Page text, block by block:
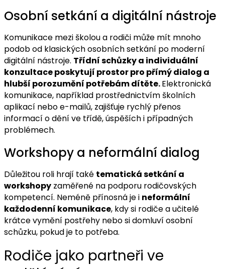
Osobní setkání a digitální nástroje
Komunikace mezi školou a rodiči může mít mnoho
podob od klasických osobních setkání po moderní
digitální nástroje. Třídní schůzky a individuální
konzultace poskytují prostor pro přímý dialog a
hlubší porozumění potřebám dítěte.Elektronická
komunikace, například prostřednictvím školních
aplikací nebo e-mailů, zajišťuje rychlý přenos
informací o dění ve třídě, úspěších i případných
problémech.
Workshopy a neformální dialog
Důležitou roli hrají také tematická setkání a
workshopy zaměřené na podporu rodičovských
kompetencí. Neméně přínosná je i neformální
každodenní komunikace, kdy si rodiče a učitelé
krátce vymění postřehy nebo si domluví osobní
schůzku, pokud je to potřeba.
Rodiče jako partneři ve